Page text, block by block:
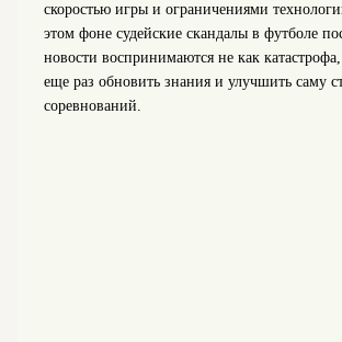
скоростью игры и ограничениями
этом фоне судейские скандалы в футболе
новости воспринимаются не как
еще раз обновить знания и улучшить саму
соревнований.